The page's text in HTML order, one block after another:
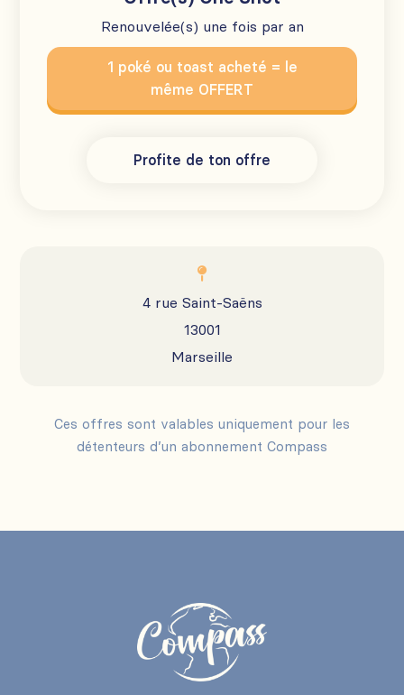
Renouvelée(s) une fois par an
1 poké ou toast acheté = le
même OFFERT
Profite de ton offre

4 rue Saint-Saëns
13001
Marseille
Ces offres sont valables uniquement pour les
détenteurs d’un abonnement Compass